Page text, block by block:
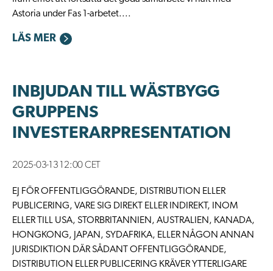
Astoria under Fas 1-arbetet....
LÄS MER
INBJUDAN TILL WÄSTBYGG
GRUPPENS
INVESTERARPRESENTATION
2025-03-13 12:00 CET
EJ FÖR OFFENTLIGGÖRANDE, DISTRIBUTION ELLER
PUBLICERING, VARE SIG DIREKT ELLER INDIREKT, INOM
ELLER TILL USA, STORBRITANNIEN, AUSTRALIEN, KANADA,
HONGKONG, JAPAN, SYDAFRIKA, ELLER NÅGON ANNAN
JURISDIKTION DÄR SÅDANT OFFENTLIGGÖRANDE,
DISTRIBUTION ELLER PUBLICERING KRÄVER YTTERLIGARE